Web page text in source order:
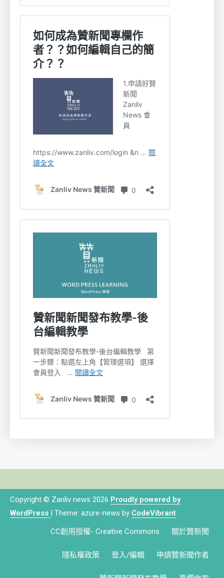
Copyright © Zanliv news 2026 Proudly powered by
WordPress | Theme: azure-news by CodeVibrant.
CC創用授權- Creative Commons 關於贊新聞
隱私權政策 登入/編輯 申請贊新聞作者